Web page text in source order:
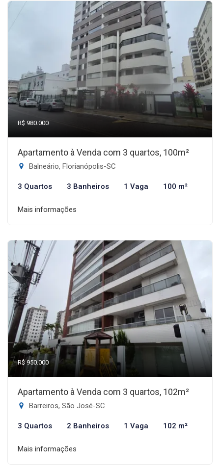
R$ 980.000
Apartamento à Venda com 3 quartos, 100m²
Balneário, Florianópolis-SC
3 Quartos 3 Banheiros 1 Vaga 100 m²
Mais informações
R$ 950.000
Apartamento à Venda com 3 quartos, 102m²
Barreiros, São José-SC
3 Quartos 2 Banheiros 1 Vaga 102 m²
Mais informações